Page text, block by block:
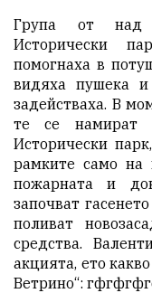
Група от над
Исторически
помогнаха в
видяха пушека
задействаха. В
те се намират
Исторически
рамките само на
пожарната и
започват
поливат
средства.
акцията, ето
Ветрино“: